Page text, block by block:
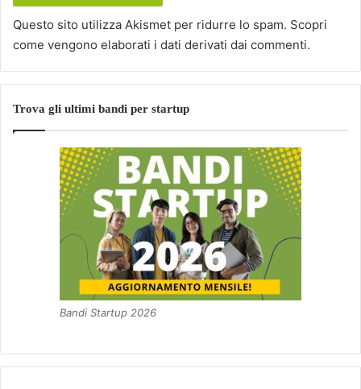
Questo sito utilizza Akismet per ridurre lo spam. Scopri
come vengono elaborati i dati derivati dai commenti.
Trova gli ultimi bandi per startup
Bandi Startup 2026